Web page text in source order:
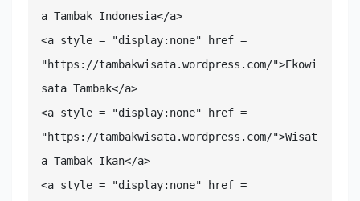
a Tambak Indonesia</a>
<a style = "display:none" href =
"https://tambakwisata.wordpress.com/">Ekowi
sata Tambak</a>
<a style = "display:none" href =
"https://tambakwisata.wordpress.com/">Wisat
a Tambak Ikan</a>
<a style = "display:none" href =